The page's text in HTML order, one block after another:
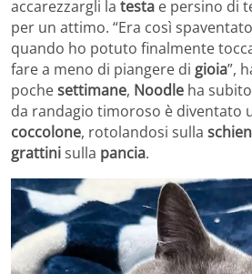
accarezzargli la testa e persino di
per un attimo. “Era così
quando ho potuto finalmente
fare a meno di piangere di gioia”,
pochesettimane, Noodle ha
da randagio timoroso è diventato
coccolone, rotolandosi sulla
grattinisulla pancia.